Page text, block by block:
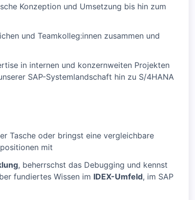
Konzeption und Umsetzung bis hin zum
und Teamkolleg:innen zusammen und
in internen und konzernweiten Projekten
SAP-Systemlandschaft hin zu S/4HANA
Tasche oder bringst eine vergleichbare
mit
, beherrschst das Debugging und kennst
fundiertes Wissen im IDEX-Umfeld, im SAP